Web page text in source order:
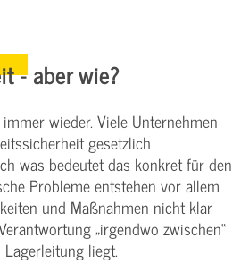
- aber wie?
wieder. Viele Unternehmen
gesetzlich
was bedeutet das konkret für den
Probleme entstehen vor allem
und Maßnahmen nicht klar
„irgendwo zwischen“
liegt.